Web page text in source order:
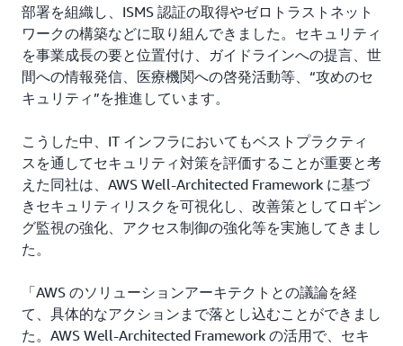
部署を組織し、ISMS 認証の取得やゼロトラストネット
ワークの構築などに取り組んできました。セキュリティ
を事業成長の要と位置付け、ガイドラインへの提言、世
間への情報発信、医療機関への啓発活動等、“攻めのセ
キュリティ”を推進しています。
こうした中、IT インフラにおいてもベストプラクティ
スを通してセキュリティ対策を評価することが重要と考
えた同社は、AWS Well-Architected Framework に基づ
きセキュリティリスクを可視化し、改善策としてロギン
グ監視の強化、アクセス制御の強化等を実施してきまし
た。
「AWS のソリューションアーキテクトとの議論を経
て、具体的なアクションまで落とし込むことができまし
た。AWS Well-Architected Framework の活用で、セキ